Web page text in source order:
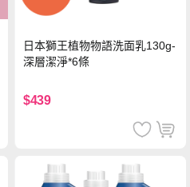
日本獅王植物物語洗面乳130g-
深層潔淨*6條
$439